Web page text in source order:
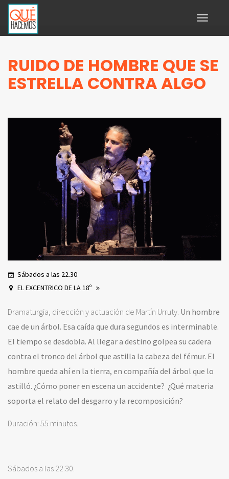
Toggle
RUIDO DE HOMBRE QUE SE
ESTRELLA CONTRA ALGO
Sábados a las 22.30
EL EXCENTRICO DE LA 18º
Dramaturgia, dirección y actuación de Martín Urruty. Un hombre
cae de un árbol. Esa caída que dura segundos es interminable.
El tiempo se desdobla. Al llegar a destino golpea su cadera
contra el tronco del árbol que astilla la cabeza del fémur. El
hombre queda ahí en la tierra, en compañía del árbol que lo
astilló. ¿Cómo poner en escena un accidente? ¿Qué materia
soporta el relato del desgarro y la recomposición?
Duración: 55 minutos.
Sábados a las 22.30.